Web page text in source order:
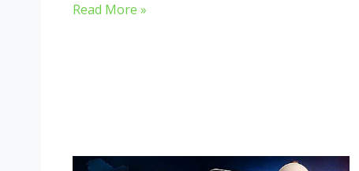
Read More »